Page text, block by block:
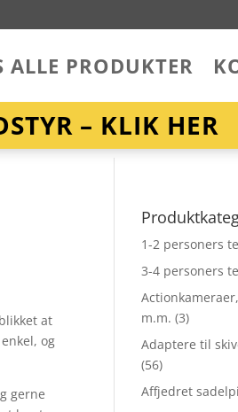
ALLE PRODUKTER
– KLIK HER
at
og
gerne
1-2 personers
3-4 personers
m.m. (3)
Adaptere til
(56)
Affjedret